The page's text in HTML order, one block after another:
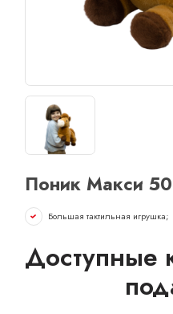
АКЦИИ
ОТЗЫВЫ
КОНТАКТЫ
Поник Макси
Большая тактильная игрушка;
Доступные